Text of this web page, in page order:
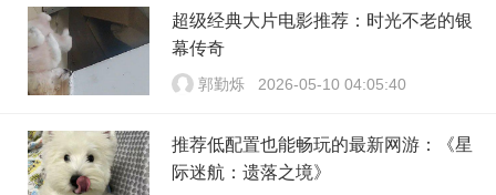
超级经典大片电影推荐：时光不老的银
幕传奇
郭勤烁 2026-05-10 04:05:40
推荐低配置也能畅玩的最新网游：《星
际迷航：遗落之境》